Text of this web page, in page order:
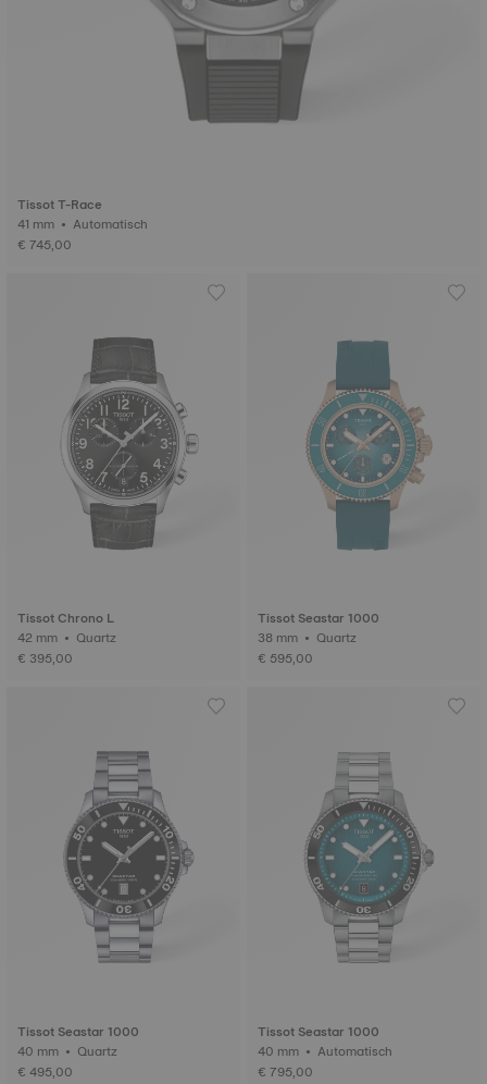
Tissot T-Race
41 mm • Automatisch
€ 745,00
Tissot Chrono L
42 mm • Quartz
€ 395,00
Tissot Seastar 1000
38 mm • Quartz
€ 595,00
Tissot Seastar 1000
40 mm • Quartz
€ 495,00
Tissot Seastar 1000
40 mm • Automatisch
€ 795,00